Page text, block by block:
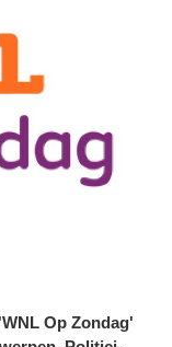
Op Zondag'